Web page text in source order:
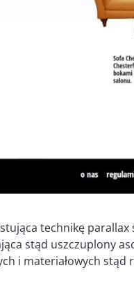
technikę
stąd uszczuplony
i materiałowych stąd